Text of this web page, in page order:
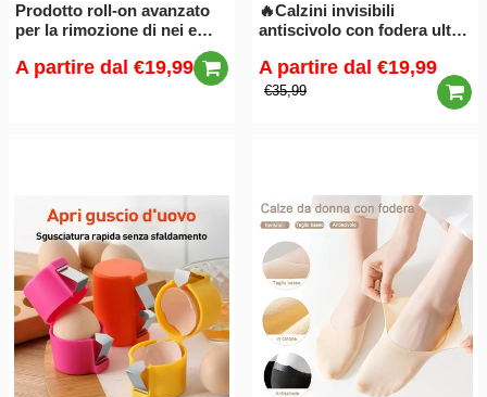
Prodotto roll-on avanzato
per la rimozione di nei e
A partire dal €19,99
🔥Calzini invisibili
antiscivolo con fodera ultra
A partire dal €19,99
€35,99